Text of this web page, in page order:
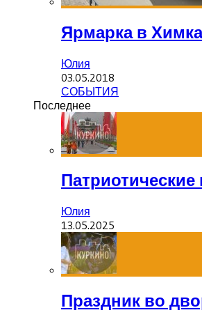
Ярмарка в
Юлия
03.05.2018
СОБЫТИЯ
Последнее
Юлия
13.05.2025
Праздник во